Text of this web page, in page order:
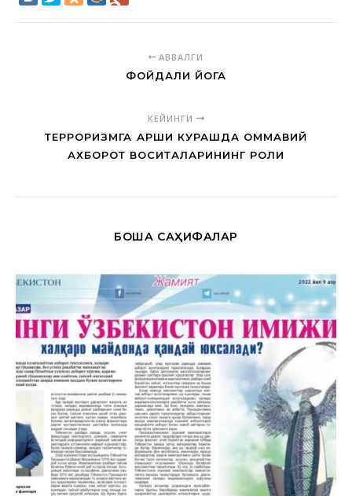
АВВАЛГИ
ФОЙДАЛИ ЙОГА
КЕЙИНГИ
ТЕРРОРИЗМГА ҚАРШИ КУРАШДА ОММАВИЙ
АХБОРОТ ВОСИТАЛАРИНИНГ РОЛИ
БОШҚА САҲИФАЛАР